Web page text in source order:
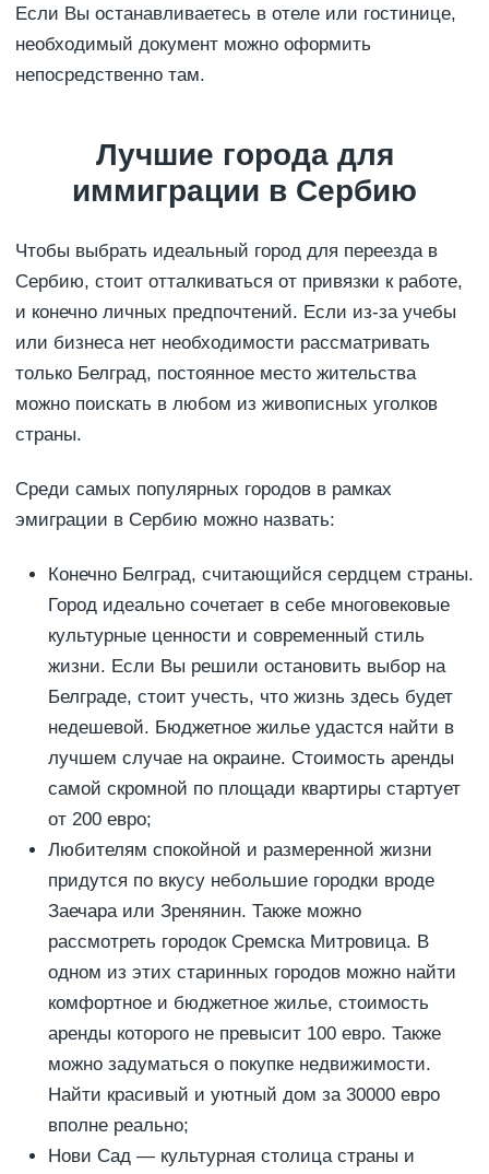
Если Вы останавливаетесь в отеле или гостинице,
необходимый документ можно оформить
непосредственно там.
Лучшие города для
иммиграции в Сербию
Чтобы выбрать идеальный город для переезда в
Сербию, стоит отталкиваться от привязки к работе,
и конечно личных предпочтений. Если из-за учебы
или бизнеса нет необходимости рассматривать
только Белград, постоянное место жительства
можно поискать в любом из живописных уголков
страны.
Среди самых популярных городов в рамках
эмиграции в Сербию можно назвать:
Конечно Белград, считающийся сердцем страны.
Город идеально сочетает в себе многовековые
культурные ценности и современный стиль
жизни. Если Вы решили остановить выбор на
Белграде, стоит учесть, что жизнь здесь будет
недешевой. Бюджетное жилье удастся найти в
лучшем случае на окраине. Стоимость аренды
самой скромной по площади квартиры стартует
от 200 евро;
Любителям спокойной и размеренной жизни
придутся по вкусу небольшие городки вроде
Заечара или Зренянин. Также можно
рассмотреть городок Сремска Митровица. В
одном из этих старинных городов можно найти
комфортное и бюджетное жилье, стоимость
аренды которого не превысит 100 евро. Также
можно задуматься о покупке недвижимости.
Найти красивый и уютный дом за 30000 евро
вполне реально;
Нови Сад — культурная столица страны и